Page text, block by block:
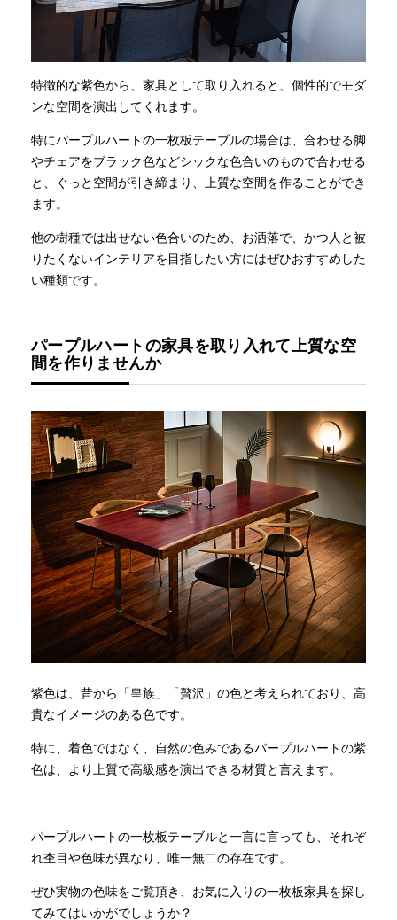
特徴的な紫色から、家具として取り入れると、個性的でモダ
ンな空間を演出してくれます。
特にパープルハートの一枚板テーブルの場合は、合わせる脚
やチェアをブラック色などシックな色合いのもので合わせる
と、ぐっと空間が引き締まり、上質な空間を作ることができ
ます。
他の樹種では出せない色合いのため、お洒落で、かつ人と被
りたくないインテリアを目指したい方にはぜひおすすめした
い種類です。
パープルハートの家具を取り入れて上質な空
間を作りませんか
紫色は、昔から「皇族」「贅沢」の色と考えられており、高
貴なイメージのある色です。
特に、着色ではなく、自然の色みであるパープルハートの紫
色は、より上質で高級感を演出できる材質と言えます。
パープルハートの一枚板テーブルと一言に言っても、それぞ
れ杢目や色味が異なり、唯一無二の存在です。
ぜひ実物の色味をご覧頂き、お気に入りの一枚板家具を探し
てみてはいかがでしょうか？